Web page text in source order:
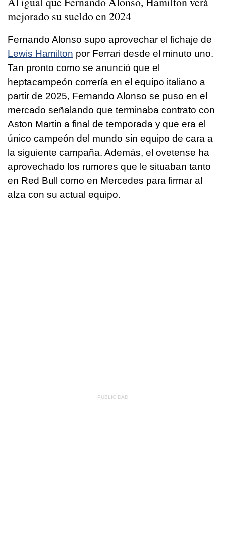
mejorado su sueldo en 2024
Fernando Alonso supo aprovechar el fichaje de
Lewis Hamilton por Ferrari desde el minuto uno.
Tan pronto como se anunció que el
heptacampeón correría en el equipo italiano a
partir de 2025, Fernando Alonso se puso en el
mercado señalando que terminaba contrato con
Aston Martin a final de temporada y que era el
único campeón del mundo sin equipo de cara a
la siguiente campaña. Además, el ovetense ha
aprovechado los rumores que le situaban tanto
en Red Bull como en Mercedes para firmar al
alza con su actual equipo.